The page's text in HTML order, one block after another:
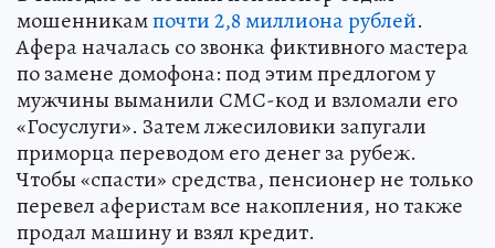
мошенникампочти 2,8 миллиона рублей.
Афера началась со звонка фиктивного мастера
по замене домофона: под этим предлогом у
мужчины выманили СМС-код и взломали его
«Госуслуги». Затем лжесиловики запугали
приморца переводом его денег за рубеж.
Чтобы «спасти» средства, пенсионер не только
перевел аферистам все накопления, но также
продал машину и взял кредит.